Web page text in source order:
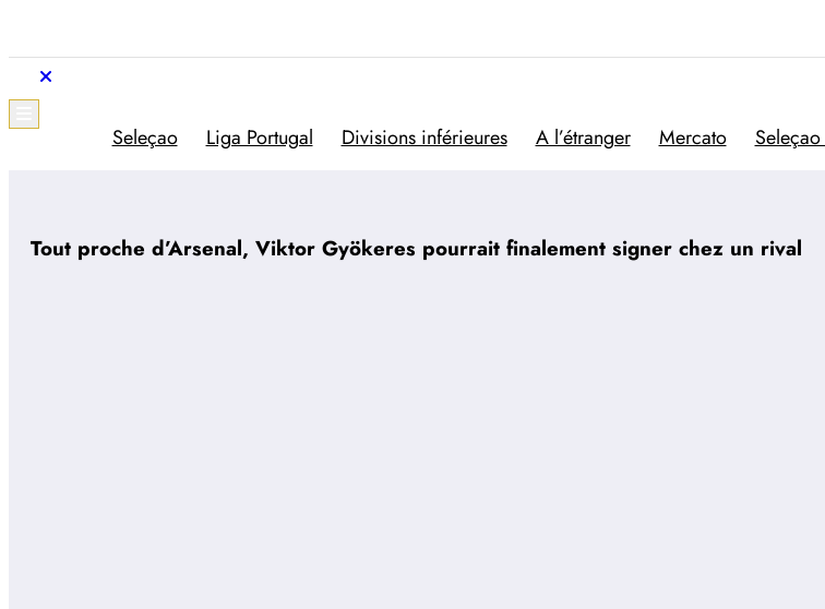
contenu
Trivela
L'actualité du football portugais
Seleçao Liga Portugal Divisions inférieures A l’étranger Mercato
Tout proche d’Arsenal, Viktor Gyökeres pourrait finalement signer chez un rival